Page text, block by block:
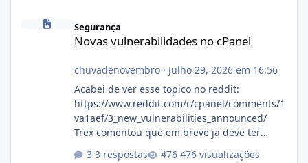
Novas vulnerabilidades no cPanel
Segurança
Novas vulnerabilidades no cPanel
chuvadenovembro· Julho 29, 2026 em 16:56
Acabei de ver esse topico no reddit:
https://www.reddit.com/r/cpanel/comments/1
va1aef/3_new_vulnerabilities_announced/
Trex comentou que em breve ja deve ter
3 respostas 476 visualizações